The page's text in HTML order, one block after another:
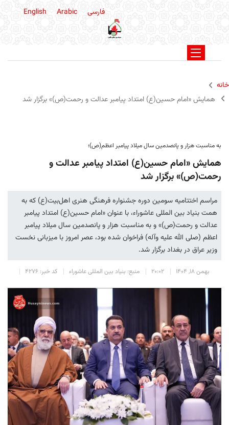
فارسی English Arabic
خانه
همایش «امام حسین(ع) امتداد پیامبر عدالت و رحمت(ص)» برگزار شد
به مناسبت هزار و پانصدمین سال میلاد پیامبر اعظم(ص)؛
همایش «امام حسین(ع) امتداد پیامبر عدالت و
رحمت(ص)» برگزار شد
مراسم اختتامیه سومین دوره جشنواره فرهنگی هنری اهل‌بیت(ع) که به
همت بنیاد بین المللی عاشوراء، با عنوان «امام حسین(ع) امتداد پیامبر
عدالت و رحمت(ص)» و به مناسبت هزار و پانصدمین سال میلاد پیامبر
اعظم (صلی الله علیه وآله) فراخوان شده بود، عصر امروز با میزبانی نخست
وزیر عراق در بغداد برگزار شد.
بهمن 18, 1404 20:02 منبع: بنیاد بین المللی عاشوراء کد خبر: 4276